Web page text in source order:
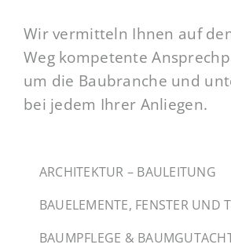
Wir vermitteln Ihnen auf
Weg kompetente
um die Baubranche und
bei jedem Ihrer Anliegen.
ARCHITEKTUR – BAULEITUNG
BAUELEMENTE, FENSTER UND
BAUMPFLEGE &